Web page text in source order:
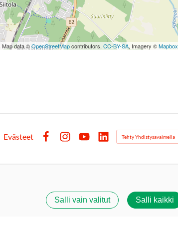
data ©OpenStreetMapcontributors, CC-BY-SA, Imagery ©Mapbox
Evästeet
LinkedIn
Tehty Yhdistysavaimella
Salli vain valitut Salli kaikki